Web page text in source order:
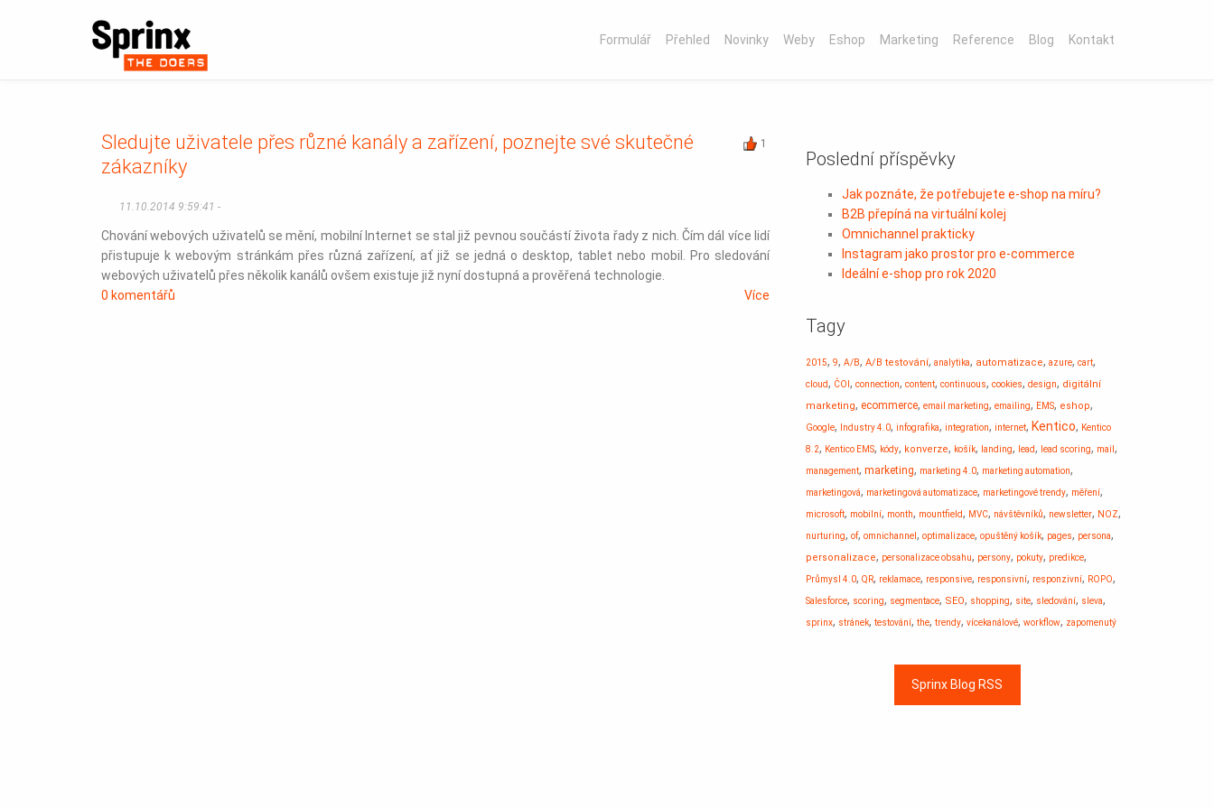
Formulář Přehled Novinky Weby Eshop Marketing Reference Blog Kontakt
1
Sledujte uživatele přes různé kanály a zařízení, poznejte své skutečné
zákazníky
11.10.2014 9:59:41 -
Chování webových uživatelů se mění, mobilní Internet se stal již pevnou součástí života řady z nich. Čím dál více lidí
přistupuje k webovým stránkám přes různá zařízení, ať již se jedná o desktop, tablet nebo mobil. Pro sledování
webových uživatelů přes několik kanálů ovšem existuje již nyní dostupná a prověřená technologie.
0 komentářů
Více
Poslední příspěvky
Jak poznáte, že potřebujete e-shop na míru?
B2B přepíná na virtuální kolej
Omnichannel prakticky
Instagram jako prostor pro e-commerce
Ideální e-shop pro rok 2020
Tagy
2015, 9, A/B, A/B testování, analytika, automatizace, azure, cart,
cloud, ČOI , connection, content, continuous, cookies, design, digitální
marketing, ecommerce, email marketing, emailing, EMS, eshop,
Google, Industry 4.0, infografika, integration, internet, Kentico, Kentico
8.2, Kentico EMS, kódy, konverze, košík, landing, lead, lead scoring, mail ,
management, marketing, marketing 4.0, marketing automation,
marketingová, marketingová automatizace, marketingové trendy, měření,
microsoft, mobilní, month, mountfield, MVC, návštěvníků, newsletter, NOZ,
nurturing, of, omnichannel , optimalizace, opuštěný košík, pages, persona,
personalizace, personalizace obsahu, persony, pokuty, predikce,
Průmysl 4.0, QR, reklamace, responsive, responsivní, responzivní, ROPO,
Salesforce, scoring, segmentace, SEO, shopping, site, sledování, sleva,
sprinx, stránek, testování, the, trendy, vícekanálové, workflow, zapomenutý
Sprinx Blog RSS